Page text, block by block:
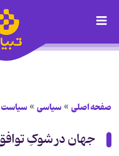
صفحه اصلی سیاسی سیاست
جهان در شوکِ توافق 38